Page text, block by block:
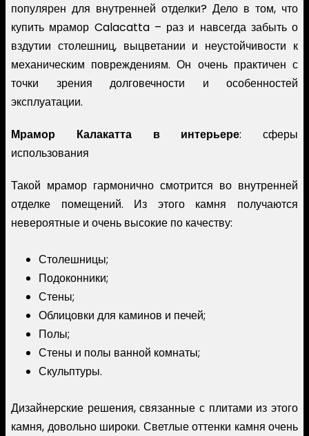
популярен для внутренней отделки? Дело в том, что
купить мрамор Calacatta – раз и навсегда забыть о
вздутии столешниц, выцветании и неустойчивости к
механическим повреждениям. Он очень практичен с
точки зрения долговечности и особенностей
эксплуатации.
Мрамор Калакатта в интерьере: сферы
использования
Такой мрамор гармонично смотрится во внутренней
отделке помещений. Из этого камня получаются
невероятные и очень высокие по качеству:
Столешницы;
Подоконники;
Стены;
Облицовки для каминов и печей;
Полы;
Стены и полы ванной комнаты;
Скульптуры.
Дизайнерские решения, связанные с плитами из этого
камня, довольно широки. Светлые оттенки камня очень